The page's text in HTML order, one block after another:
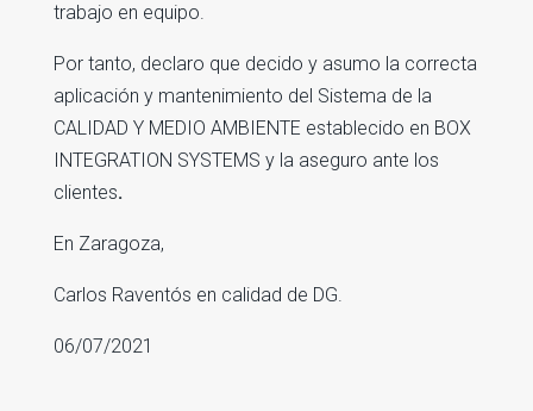
trabajo en equipo.
Por tanto, declaro que decido y asumo la correcta
aplicación y mantenimiento del Sistema de la
CALIDAD Y MEDIO AMBIENTE establecido en BOX
INTEGRATION SYSTEMS y la aseguro ante los
clientes.
En Zaragoza,
Carlos Raventós en calidad de DG.
06/07/2021